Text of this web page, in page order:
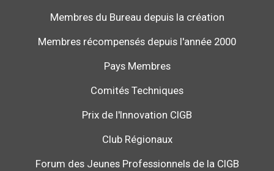
Membres du Bureau depuis la création
Membres récompensés depuis l'année 2000
Pays Membres
Comités Techniques
Prix de l'Innovation CIGB
Club Régionaux
Forum des Jeunes Professionnels de la CIGB